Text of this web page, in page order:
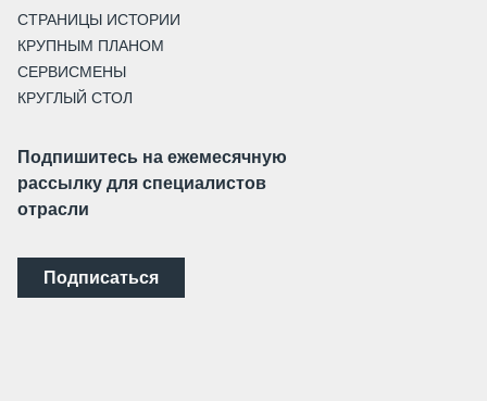
СТРАНИЦЫ ИСТОРИИ
КРУПНЫМ ПЛАНОМ
СЕРВИСМЕНЫ
КРУГЛЫЙ СТОЛ
Подпишитесь на ежемесячную
рассылку для специалистов
отрасли
Подписаться